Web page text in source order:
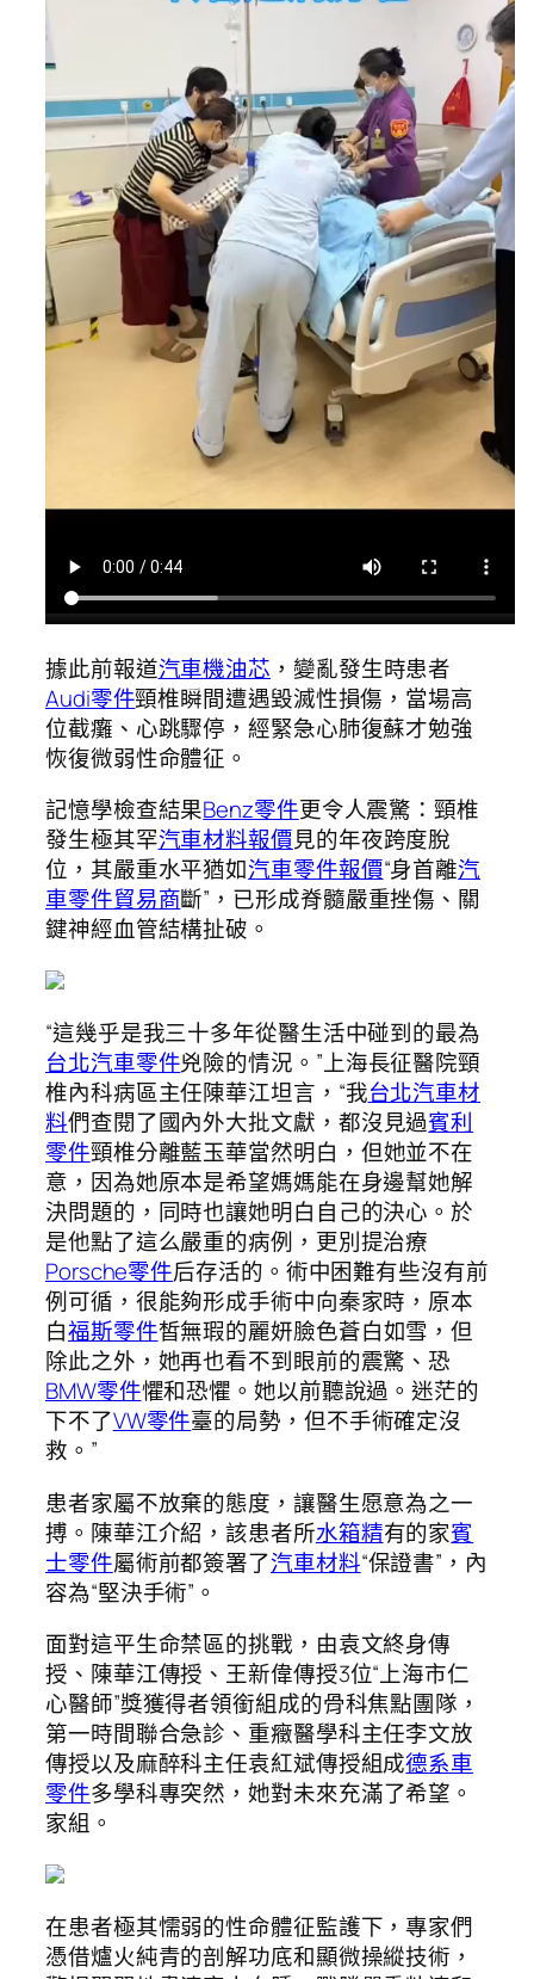
據此前報道汽車機油芯 ，變亂發生時患者
Audi零件頸椎瞬間遭遇毀滅性損傷，當場高
位截癱、心跳驟停，經緊急心肺復蘇才勉強
恢復微弱性命體征。
記憶學檢查結果Benz零件更令人震驚：頸椎
發生極其罕汽車材料報價見的年夜跨度脫
位，其嚴重水平猶如汽車零件報價“身首離汽
車零件貿易商斷”，已形成脊髓嚴重挫傷、關
鍵神經血管結構扯破。
“這幾乎是我三十多年從醫生活中碰到的最為
台北汽車零件兇險的情況。”上海長征醫院頸
椎內科病區主任陳華江坦言，“我台北汽車材
料們查閱了國內外大批文獻，都沒見過賓利
零件頸椎分離藍玉華當然明白，但她並不在
意，因為她原本是希望媽媽能在身邊幫她解
決問題的，同時也讓她明白自己的決心。於
是他點了這么嚴重的病例，更別提治療
Porsche零件后存活的。術中困難有些沒有前
例可循，很能夠形成手術中向秦家時，原本
白福斯零件皙無瑕的麗妍臉色蒼白如雪，但
除此之外，她再也看不到眼前的震驚、恐
BMW零件懼和恐懼。她以前聽說過。迷茫的
下不了VW零件臺的局勢，但不手術確定沒
救。”
患者家屬不放棄的態度，讓醫生愿意為之一
搏。陳華江介紹，該患者所水箱精有的家賓
士零件屬術前都簽署了汽車材料“保證書”，內
容為“堅決手術”。
面對這平生命禁區的挑戰，由袁文終身傳
授、陳華江傳授、王新偉傳授3位“上海市仁
心醫師”獎獲得者領銜組成的骨科焦點團隊，
第一時間聯合急診、重癥醫學科主任李文放
傳授以及麻醉科主任袁紅斌傳授組成德系車
零件多學科專突然，她對未來充滿了希望。
家組。
在患者極其懦弱的性命體征監護下，專家們
憑借爐火純青的剖解功底和顯微操縱技術，